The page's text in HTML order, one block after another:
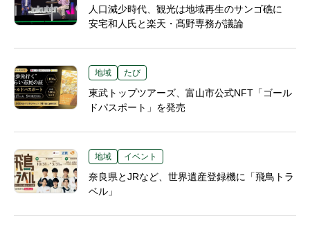
人口減少時代、観光は地域再生のサンゴ礁に
安宅和人氏と楽天・髙野専務が議論
地域 たび
東武トップツアーズ、富山市公式NFT「ゴール
ドパスポート」を発売
地域 イベント
奈良県とJRなど、世界遺産登録機に「飛鳥トラ
ベル」